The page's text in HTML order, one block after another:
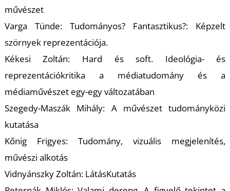
művészet
Varga Tünde: Tudományos? Fantasztikus?: Képzelt
szörnyek reprezentációja.
Kékesi Zoltán: Hard és soft. Ideológia- és
reprezentációkritika a médiatudomány és a
médiaművészet egy-egy változatában
Szegedy-Maszák Mihály: A művészet tudományközi
kutatása
Kőnig Frigyes: Tudomány, vizuális megjelenítés,
művészi alkotás
Vidnyánszky Zoltán: LátásKutatás